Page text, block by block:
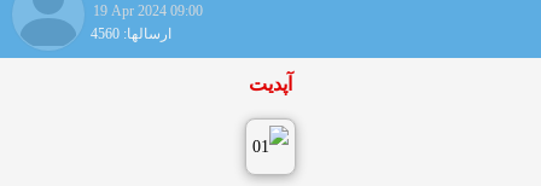
19 Apr 2024 09:00
ارسالها: 4560
آپدیت